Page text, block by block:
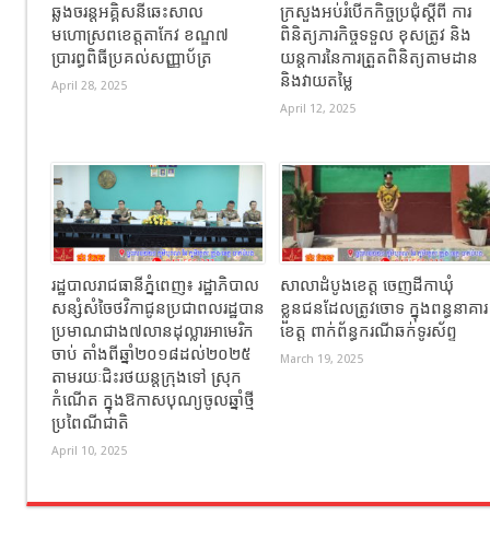
ឆ្លងចរន្តអគ្គិសនីឆេះសាល
មហោស្រពខេត្តតាកែវ ខណ្ឌ៧
ប្រារព្ធពិធីប្រគល់សញ្ញាប័ត្រ
April 28, 2025
ក្រសួងអប់រំបើកកិច្ចប្រជុំស្តីពី ការ
ពិនិត្យភារកិច្ចទទួល ខុសត្រូវ និង
យន្តការនៃការត្រួតពិនិត្យតាមដាន
និងវាយតម្លៃ
April 12, 2025
រដ្ឋបាលរាជធានីភ្នំពេញ៖ រដ្ឋាភិបាល
សន្សំសំចៃថវិកាជូនប្រជាពលរដ្ឋបាន
ប្រមាណជាង៧លានដុល្លារអាមេរិក
ចាប់ តាំងពីឆ្នាំ២០១៨ដល់២០២៥
តាមរយៈជិះរថយន្ដក្រុងទៅ ស្រុក
កំណើត ក្នុងឱកាសបុណ្យចូលឆ្នាំថ្មី
ប្រពៃណីជាតិ
April 10, 2025
សាលាដំបូងខេត្ត ចេញដីកាឃុំ
ខ្លួនជនដែលត្រូវចោទ ក្នុងពន្ធនាគារ
ខេត្ត ពាក់ព័ន្ធករណីឆក់ទូរស័ព្ទ
March 19, 2025